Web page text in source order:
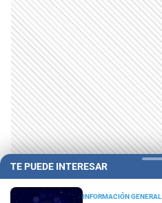
TE PUEDE INTERESAR
INFORMACIÓN GENERAL